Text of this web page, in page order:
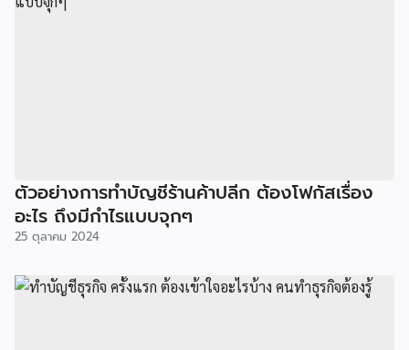
ตัวอย่างการทำบัญชีร้านค้าปลีก ต้องโฟกัสเรื่อง
อะไร ถึงมีกำไรแบบจุกๆ
25 ตุลาคม 2024